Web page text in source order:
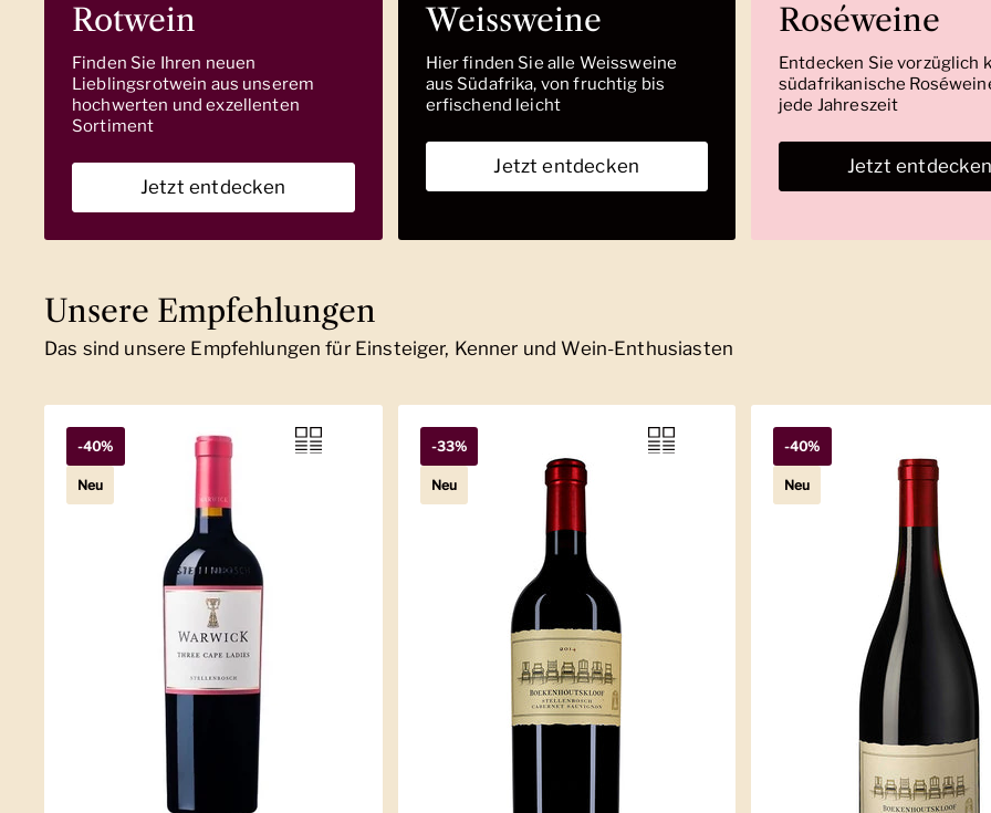
Rotwein
Finden Sie Ihren neuen
Lieblingsrotwein aus unserem
hochwerten und exzellenten
Sortiment
Jetzt entdecken
Weissweine
Hier finden Sie alle Weissweine
aus Südafrika, von fruchtig bis
erfischend leicht
Jetzt entdecken
Roséweine
Entdecken Sie vorzüglich
südafrikanische
jede Jahreszeit
Jetzt
Unsere Empfehlungen
Das sind unsere Empfehlungen für Einsteiger, Kenner und Wein-Enthusiasten
-40%
Neu
-33%
Neu
-40%
Neu